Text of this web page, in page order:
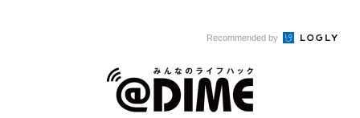
Recommended by